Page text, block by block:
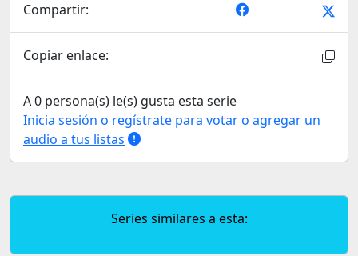
Compartir:
Copiar enlace:
A 0 persona(s) le(s) gusta esta serie
Inicia sesión o regístrate para votar o agregar un
audio a tus listas
Series similares a esta: